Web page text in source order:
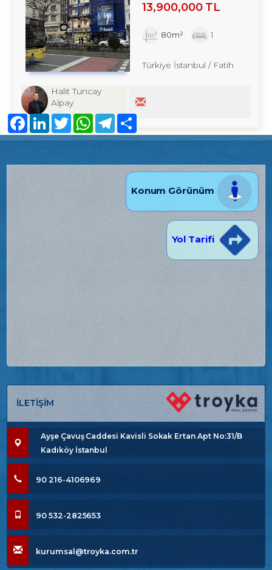
13,900,000 TL
80m² 1
Türkiye İstanbul / Fatih
Halit Tuncay
Alpay
Konum Görünüm
Yol Tarifi
İLETİŞİM
Ayşe Çavuş Caddesi Kavisli Sokak Ertan Apt No:31/B
Kadıköy İstanbul
90 216-4106969
90 532-2825653
kurumsal@troyka.com.tr
FacebookLinkedInTwitter WhatsAppTelegram